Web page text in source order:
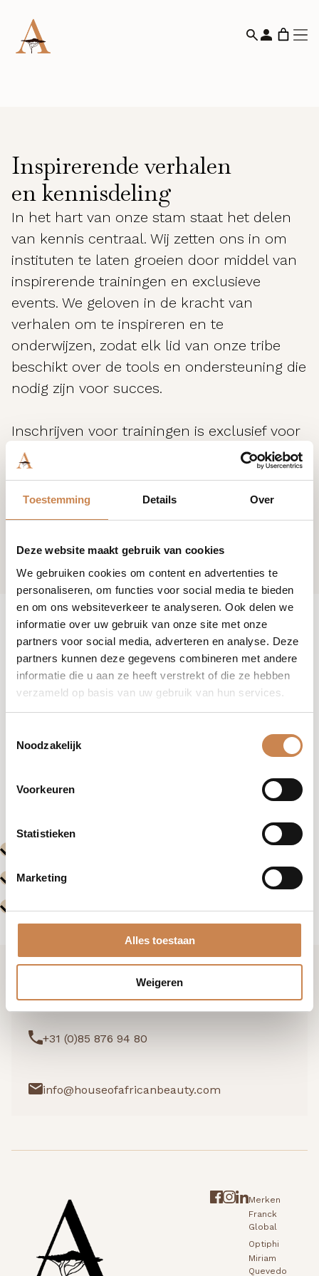
Toestemming Details Over
Deze website maakt gebruik van cookies
We gebruiken cookies om content en advertenties te
personaliseren, om functies voor social media te bieden
en om ons websiteverkeer te analyseren. Ook delen we
informatie over uw gebruik van onze site met onze
partners voor social media, adverteren en analyse. Deze
partners kunnen deze gegevens combineren met andere
informatie die u aan ze heeft verstrekt of die ze hebben
verzameld op basis van uw gebruik van hun services.
Noodzakelijk
Voorkeuren
Statistieken
Marketing
Alles toestaan
Weigeren
Inspirerende verhalen
en kennisdeling
In het hart van onze stam staat het delen
van kennis centraal. Wij zetten ons in om
instituten te laten groeien door middel van
inspirerende trainingen en exclusieve
events. We geloven in de kracht van
verhalen om te inspireren en te
onderwijzen, zodat elk lid van onze tribe
beschikt over de tools en ondersteuning die
nodig zijn voor succes.
Inschrijven voor trainingen is exclusief voor
klanten van House of African Beauty. Ben je
nog geen klant? Neem contact met ons op
en join the tribe.
Evenementen
Volgende
Ik wil graag kennismaken
+31 (0)85 876 94 80
info@houseofafricanbeauty.com
Merken
Franck
Global
Optiphi
Miriam
Quevedo